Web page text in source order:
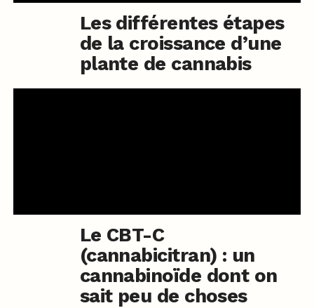
Les différentes étapes
de la croissance d’une
plante de cannabis
Le CBT-C
(cannabicitran) : un
cannabinoïde dont on
sait peu de choses